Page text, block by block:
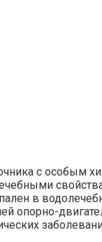
с особым
в
опорно-